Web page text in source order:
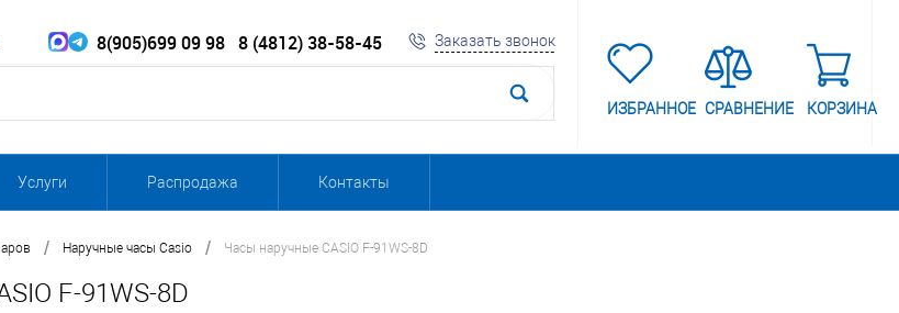
8(905)699 09 98 8 (4812) 38-58-45 Заказать звонок
ИЗБРАННОЕ СРАВНЕНИЕ КОРЗИНА
Услуги Распродажа Контакты
/ Наручные часы Casio / Часы наручные CASIO F-91WS-8D
F-91WS-8D